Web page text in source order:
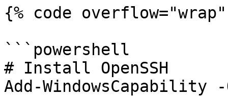
{% code
```powershell
# Install OpenSSH
Add-WindowsCapability -